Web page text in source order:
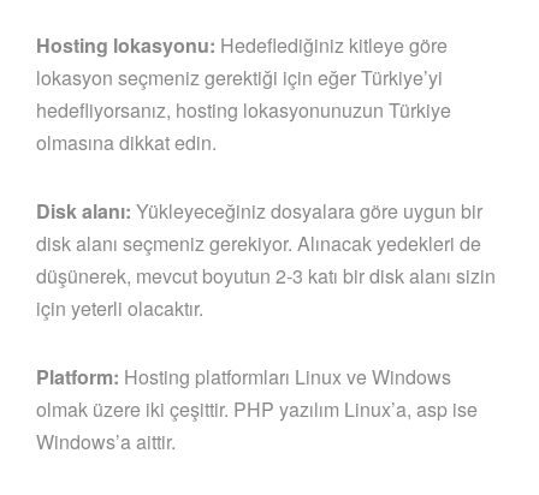
Hosting lokasyonu: Hedeflediğiniz kitleye göre
lokasyon seçmeniz gerektiği için eğer Türkiye’yi
hedefliyorsanız, hosting lokasyonunuzun Türkiye
olmasına dikkat edin.
Disk alanı: Yükleyeceğiniz dosyalara göre uygun bir
disk alanı seçmeniz gerekiyor. Alınacak yedekleri de
düşünerek, mevcut boyutun 2-3 katı bir disk alanı sizin
için yeterli olacaktır.
Platform: Hosting platformları Linux ve Windows
olmak üzere iki çeşittir. PHP yazılım Linux’a, asp ise
Windows’a aittir.